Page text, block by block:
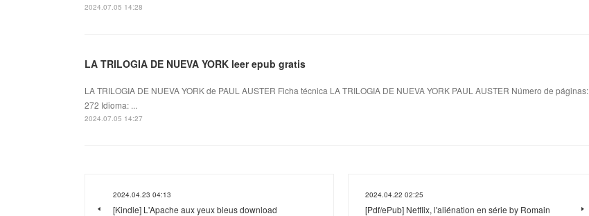
2024.07.05 14:28
LA TRILOGIA DE NUEVA YORK leer epub gratis
LA TRILOGIA DE NUEVA YORK de PAUL AUSTER Ficha técnica LA TRILOGIA DE NUEVA YORK PAUL AUSTER Número de páginas:
272 Idioma: ...
2024.07.05 14:27
2024.04.23 04:13
[Kindle] L'Apache aux yeux bleus download
2024.04.22 02:25
[Pdf/ePub] Netflix, l'aliénation en série by Romain